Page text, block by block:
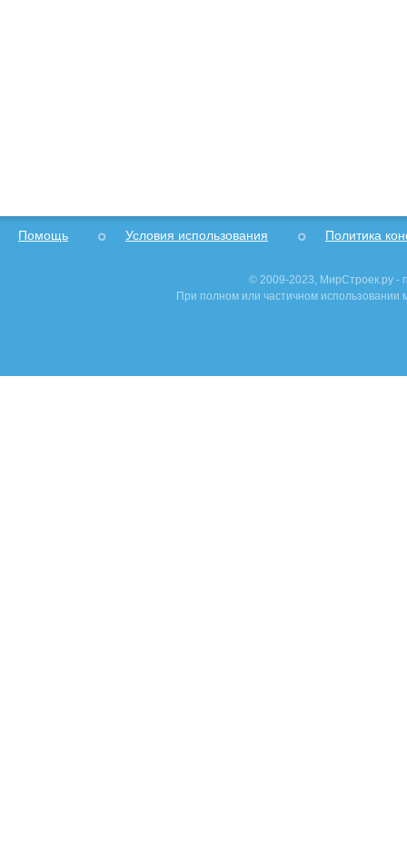
Помощь Условия использования Политика
© 2009-2023, МирСтроек.ру -
При полном или частичном использовании